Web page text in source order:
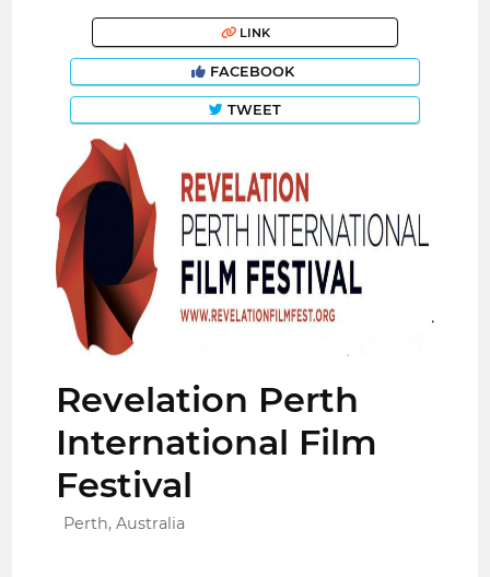
LINK
FACEBOOK
TWEET
Revelation Perth
International Film
Festival
Perth, Australia